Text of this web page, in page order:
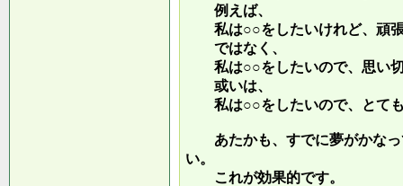
例えば、
私は○○をしたいけれど、頑張
ではなく、
私は○○をしたいので、思い切
或いは、
私は○○をしたいので、とても
あたかも、すでに夢がかなっ
い。
これが効果的です。